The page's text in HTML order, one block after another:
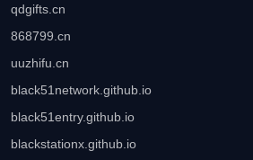
qdgifts.cn
868799.cn
uuzhifu.cn
black51network.github.io
black51entry.github.io
blackstationx.github.io